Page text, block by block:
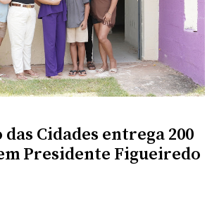
Cidades entrega 200
Presidente Figueiredo